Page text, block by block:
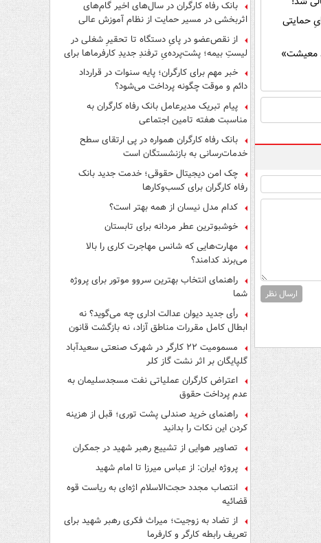
حمایتی
معیشت»
ارسال نظر
بانک رفاه کارگران در سال‌های اخیر گام‌های
اثربخشی در مسیر حمایت از نظام آموزش عالی
برداشته است
از نقص‌عضو در پایِ دستگاه تا تحقیرِ شغلی در
لیستِ بیمه؛ پشت‌پرده‌یِ ترفندِ جدیدِ کارفرماها برای
فرار از قانون چیست؟
خبر مهم برای کارگران؛ پایه سنوات در قرارداد
دائم و موقت چگونه پرداخت می‌شود؟
پیام تبریک مدیرعامل بانک رفاه کارگران به
مناسبت هفته تامین اجتماعی
بانک رفاه کارگران همواره در پی ارتقای سطح
خدمات‌رسانی به بازنشستگان است
چک امن دیجیتال حقوقی؛ خدمت جدید بانک
رفاه کارگران برای کسب‌وکارها
کدام مدل نیسان از همه بهتر است؟
خوشبوترین عطر مردانه برای تابستان
مهارت‌هایی که شانس مهاجرت کاری را بالا
می‌برند کدامند؟
راهنمای انتخاب بهترین سروو موتور برای پروژه
شما
رأی جدید دیوان عدالت اداری چه می‌گوید؟ نه
ابطال کامل مقررات مناطق آزاد، نه بازگشت قانون
مسمومیت ۲۲ کارگر در شهرک صنعتی سعیدآباد
گلپایگان بر اثر نشت گاز کلر
اعتراض کارگران عملیاتی نفت مسجدسلیمان به
عدم پرداخت حقوق
راهنمای خرید صندلی پشت توری؛ قبل از هزینه
کردن این نکات را بدانید
تصاویر هوایی از تشییع رهبر شهید در جمکران
پروژه ایران: از عباس میرزا تا امام شهید
انتصاب مجدد حجت‌الاسلام اژه‌ای به ریاست قوه‌
قضائیه
از تضاد به زوجیت؛ میراث فکری رهبر شهید برای
تعریف رابطه کارگر و کارفرما